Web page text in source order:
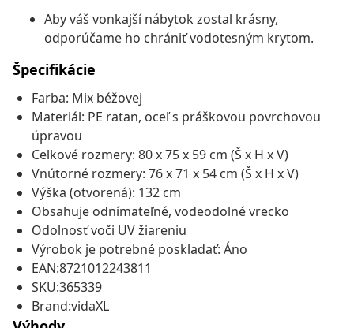
Aby váš vonkajší nábytok zostal krásny,
odporúčame ho chrániť vodotesným krytom.
Špecifikácie
Farba: Mix béžovej
Materiál: PE ratan, oceľ s práškovou povrchovou
úpravou
Celkové rozmery: 80 x 75 x 59 cm (Š x H x V)
Vnútorné rozmery: 76 x 71 x 54 cm (Š x H x V)
Výška (otvorená): 132 cm
Obsahuje odnímateľné, vodeodolné vrecko
Odolnosť voči UV žiareniu
Výrobok je potrebné poskladať: Áno
EAN:8721012243811
SKU:365339
Brand:vidaXL